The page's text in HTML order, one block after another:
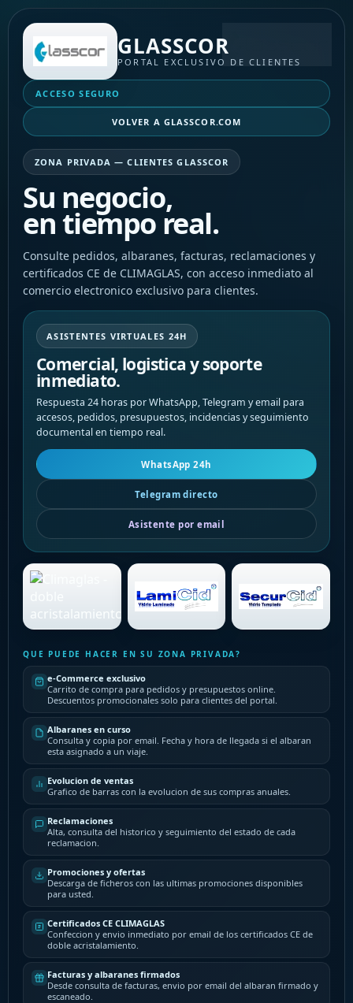
GLASSCOR
PORTAL EXCLUSIVO DE CLIENTES
ACCESO SEGURO
VOLVER A GLASSCOR.COM
ZONA PRIVADA — CLIENTES GLASSCOR
Su negocio,
en tiempo real.
Consulte pedidos, albaranes, facturas, reclamaciones y
certificados CE de CLIMAGLAS, con acceso inmediato al
comercio electronico exclusivo para clientes.
ASISTENTES VIRTUALES 24H
Comercial, logistica y soporte
inmediato.
Respuesta 24 horas por WhatsApp, Telegram y email para
accesos, pedidos, presupuestos, incidencias y seguimiento
documental en tiempo real.
WhatsApp 24h
Telegram directo
Asistente por email
QUE PUEDE HACER EN SU ZONA PRIVADA?
e-Commerce exclusivo
Carrito de compra para pedidos y presupuestos online.
Descuentos promocionales solo para clientes del portal.
Albaranes en curso
Consulta y copia por email. Fecha y hora de llegada si el albaran
esta asignado a un viaje.
Evolucion de ventas
Grafico de barras con la evolucion de sus compras anuales.
Reclamaciones
Alta, consulta del historico y seguimiento del estado de cada
reclamacion.
Promociones y ofertas
Descarga de ficheros con las ultimas promociones disponibles
para usted.
Certificados CE CLIMAGLAS
Confeccion y envio inmediato por email de los certificados CE de
doble acristalamiento.
Facturas y albaranes firmados
Desde consulta de facturas, envio por email del albaran firmado y
escaneado.